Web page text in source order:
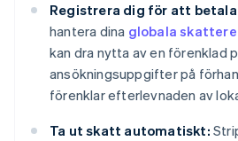
Registrera dig för att
hantera dina globala
kan dra nytta av en förenklad
ansökningsuppgifter på
förenklar efterlevnaden av
Ta ut skatt automatiskt: